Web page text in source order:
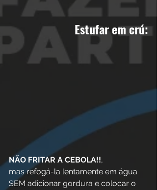
Estufar em crú:
NÃO FRITAR A CEBOLA!!,
mas refogá-la lentamente em água
SEM adicionar gordura e colocar o